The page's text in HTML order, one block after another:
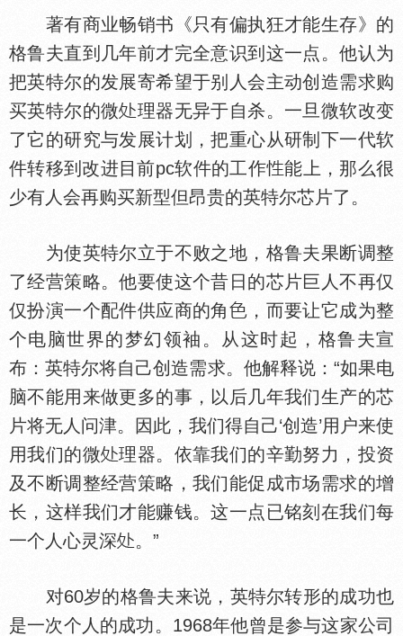
著有商业畅销书《只有偏执狂才能生存》的
格鲁夫直到几年前才完全意识到这一点。他认为
把英特尔的发展寄希望于别人会主动创造需求购
买英特尔的微
理器无异于自杀。一旦微软改变
了它的研究与发展计划，把重心从研制下一代软
件转移到改进目前pc软件的工作
能上，那么很
少有人会再购买新型但昂贵的英特尔芯片了。
为使英特尔立于不败之地，格鲁夫果断调整
了经营策略。他要使这个昔日的芯片巨人不再仅
仅扮演一个配件供应商的角
，而要让它成为整
个电脑世界的梦幻领袖。从这时起，格鲁夫宣
布：英特尔将自己创造需求。他解释说：“如果电
脑不能用来做更多的事，以后几年我们生产的芯
片将无人问津。因此，我们得自己‘创造’用户来使
用我们的微
理器。依靠我们的辛勤努力，投资
及不断调整经营策略，我们能促成市场需求的增
长，这样我们才能赚钱。这一点已铭刻在我们每
一个人心灵深
。”
对60岁的格鲁夫来说，英特尔转形的成功也
是一次个人的成功。1968年他曾是参与这家公司